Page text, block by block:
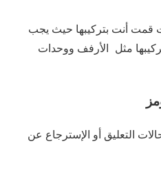
قمت أنت بتركيبها حيث يجب
مثل الأرفف ووحدات
التعليق أو الإسترجاع عن